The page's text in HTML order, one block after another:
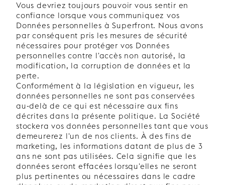
Vous devriez toujours pouvoir vous sentir en
confiance lorsque vous communiquez vos
Données personnelles à Superfront. Nous avons
par conséquent pris les mesures de sécurité
nécessaires pour protéger vos Données
personnelles contre l'accès non autorisé, la
modification, la corruption de données et la
perte.
Conformément à la législation en vigueur, les
données personnelles ne sont pas conservées
au-delà de ce qui est nécessaire aux fins
décrites dans la présente politique. La Société
stockera vos données personnelles tant que vous
demeurerez l'un de nos clients. À des fins de
marketing, les informations datant de plus de 3
ans ne sont pas utilisées. Cela signifie que les
données seront effacées lorsqu'elles ne seront
plus pertinentes ou nécessaires dans le cadre